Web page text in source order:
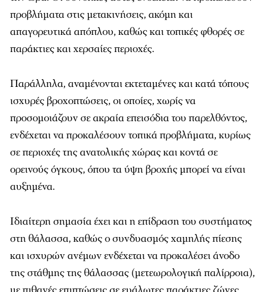
προβλήματα στις μετακινήσεις, ακόμη και
απαγορευτικά απόπλου, καθώς και τοπικές φθορές σε
παράκτιες και χερσαίες περιοχές.
Παράλληλα, αναμένονται εκτεταμένες και κατά τόπους
ισχυρές βροχοπτώσεις, οι οποίες, χωρίς να
προσομοιάζουν σε ακραία επεισόδια του παρελθόντος,
ενδέχεται να προκαλέσουν τοπικά προβλήματα, κυρίως
σε περιοχές της ανατολικής χώρας και κοντά σε
ορεινούς όγκους, όπου τα ύψη βροχής μπορεί να είναι
αυξημένα.
Ιδιαίτερη σημασία έχει και η επίδραση του συστήματος
στη θάλασσα, καθώς ο συνδυασμός χαμηλής πίεσης
και ισχυρών ανέμων ενδέχεται να προκαλέσει άνοδο
της στάθμης της θάλασσας (μετεωρολογική παλίρροια),